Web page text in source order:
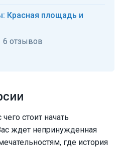
стоит начать
ждет непринужденная
где история
Красная площадь и
6 отзывов